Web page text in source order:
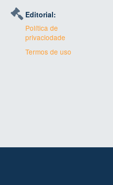
Editorial:
Política de
privaciodade
Termos de uso